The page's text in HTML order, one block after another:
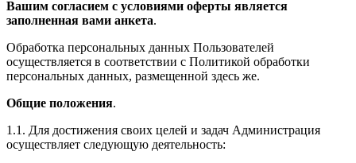
Вашим согласием с условиями оферты является
заполненная вами анкета.
Обработка персональных данных Пользователей
осуществляется в соответствии с Политикой обработки
персональных данных, размещенной здесь же.
Общие положения.
1.1. Для достижения своих целей и задач Администрация
осуществляет следующую деятельность: